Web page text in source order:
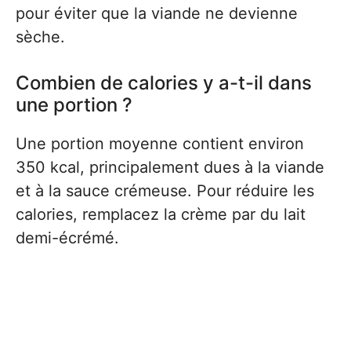
pour éviter que la viande ne devienne
sèche.
Combien de calories y a-t-il dans
une portion ?
Une portion moyenne contient environ
350 kcal, principalement dues à la viande
et à la sauce crémeuse. Pour réduire les
calories, remplacez la crème par du lait
demi-écrémé.